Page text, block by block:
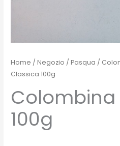
Home /Negozio /Pasqua /
Classica 100g
100g